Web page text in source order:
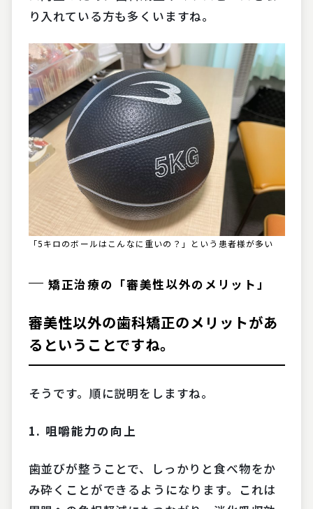
り入れている方も多くいますね。
「5キロのボールはこんなに重いの？」という患者様が多い
矯正治療の「審美性以外のメリット」
審美性以外の歯科矯正のメリットがあ
るということですね。
そうです。順に説明をしますね。
1. 咀嚼能力の向上
歯並びが整うことで、しっかりと食べ物をか
み砕くことができるようになります。これは